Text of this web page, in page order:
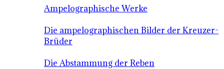
Ampelographische Werke
Die ampelographischen Bilder der Kreuzer-
Brüder
Die Abstammung der Reben